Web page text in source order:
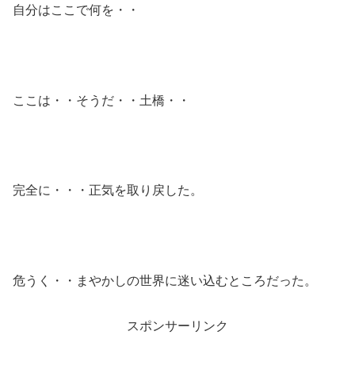
自分はここで何を・・
ここは・・そうだ・・土橋・・
完全に・・・正気を取り戻した。
危うく・・まやかしの世界に迷い込むところだった。
スポンサーリンク